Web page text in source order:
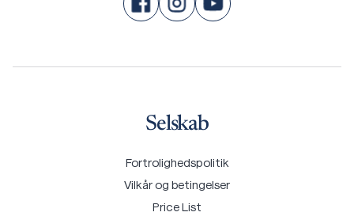
Selskab
Fortrolighedspolitik
Vilkår og betingelser
Price List